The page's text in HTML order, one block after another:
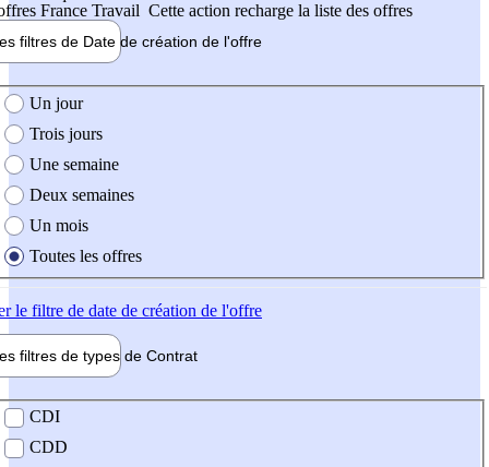
France Travail Cette action recharge la liste des offres
filtres de Date de création de l'offre
création de l'offre
Un jour
Trois jours
Une semaine
Deux semaines
Un mois
Toutes les offres
le filtre de date de création de l'offre
filtres de types de Contrat
contrat
CDI
CDD